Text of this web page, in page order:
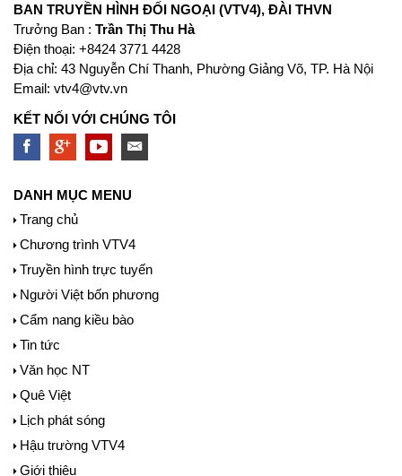
BAN TRUYỀN HÌNH ĐỐI NGOẠI (VTV4), ĐÀI THVN
Trưởng Ban : Trần Thị Thu Hà
Ðiện thoại: +8424 3771 4428
Địa chỉ: 43 Nguyễn Chí Thanh, Phường Giảng Võ, TP. Hà Nội
Email: vtv4@vtv.vn
KẾT NỐI VỚI CHÚNG TÔI
DANH MỤC MENU
Trang chủ
Chương trình VTV4
Truyền hình trực tuyến
Người Việt bốn phương
Cẩm nang kiều bào
Tin tức
Văn học NT
Quê Việt
Lịch phát sóng
Hậu trường VTV4
Giới thiệu